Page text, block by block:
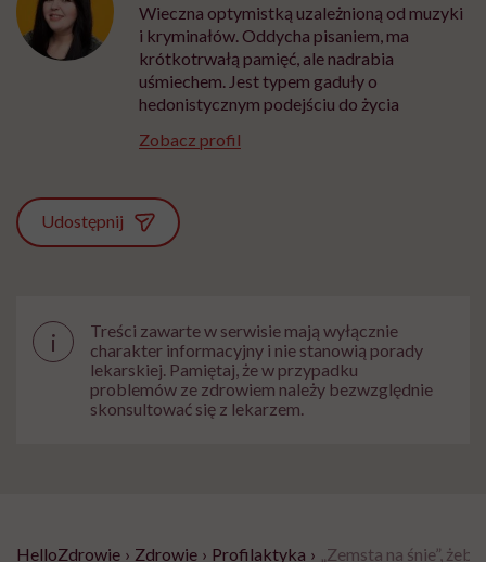
Wieczna optymistką uzależnioną od muzyki
i kryminałów. Oddycha pisaniem, ma
krótkotrwałą pamięć, ale nadrabia
uśmiechem. Jest typem gaduły o
hedonistycznym podejściu do życia
Zobacz profil
Udostępnij
i
Treści zawarte w serwisie mają wyłącznie
charakter informacyjny i nie stanowią porady
lekarskiej. Pamiętaj, że w przypadku
problemów ze zdrowiem należy bezwzględnie
skonsultować się z lekarzem.
HelloZdrowie › Zdrowie › Profilaktyka › „Zemsta na śnie”,